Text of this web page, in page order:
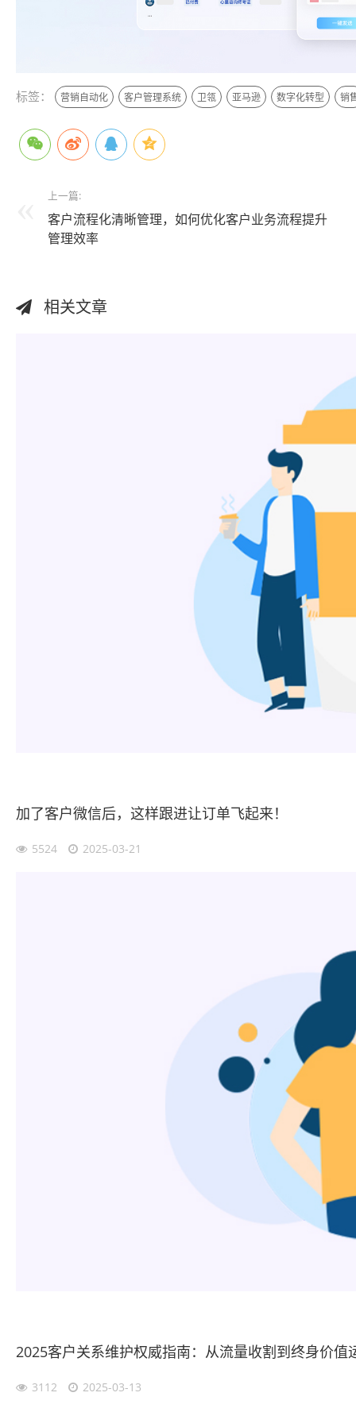
标签： 营销自动化 客户管理系统 卫瓴 亚马逊 数字化转型 销
上一篇:
客户流程化清晰管理，如何优化客户业务流程提升
管理效率
相关文章
加了客户微信后，这样跟进让订单飞起来！
5524 2025-03-21
2025客户关系维护权威指南：从流量收割到终身价值
3112 2025-03-13